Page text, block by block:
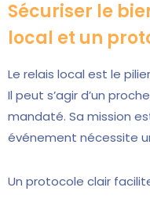
Sécuriser le
local et un
Le relais local est le
Il peut s’agir d’un
mandaté. Sa mission
événement nécessite
Un protocole clair